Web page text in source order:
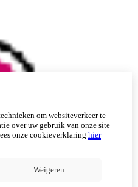
om websiteverkeer te
over uw gebruik van onze site
onze cookieverklaring hier
Weigeren